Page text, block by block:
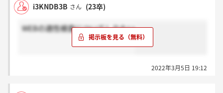
i3KNDB3B さん (23卒)
WEBの適性検査についてしりたい
2022年3月5日 19:12